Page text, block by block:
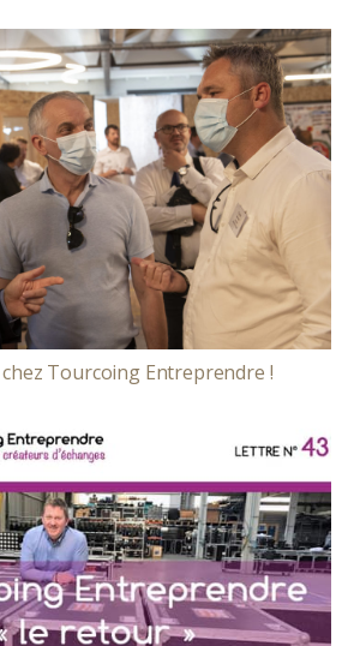
Tourcoing Entreprendre !